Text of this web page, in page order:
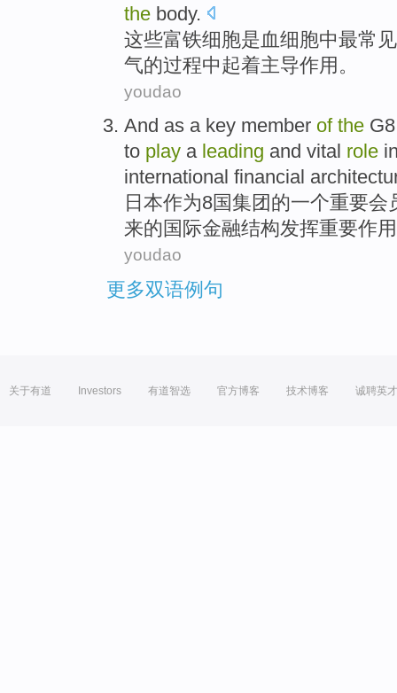
the body.
这些富铁细胞是 血细胞中最常见
气的过程中起着主导作用 。
youdao
And as a key member of the
to play a leading and vital role
international financial
日本作为8国集团 的一个重要会
来的 国际金融结构发挥重要作用
youdao
更多双语例句
关于有道 Investors 有道智选 官方博客 技术博客 诚聘英才